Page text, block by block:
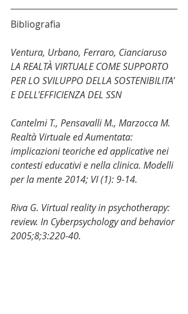
Bibliografia
Ventura, Urbano, Ferraro, Cianciaruso
LA REALTÀ VIRTUALE COME SUPPORTO
PER LO SVILUPPO DELLA SOSTENIBILITA'
E DELL'EFFICIENZA DEL SSN
Cantelmi T., Pensavalli M., Marzocca M.
Realtà Virtuale ed Aumentata:
implicazioni teoriche ed applicative nei
contesti educativi e nella clinica. Modelli
per la mente 2014; VI (1): 9-14.
Riva G. Virtual reality in psychotherapy:
review. In Cyberpsychology and behavior
2005;8;3:220-40.